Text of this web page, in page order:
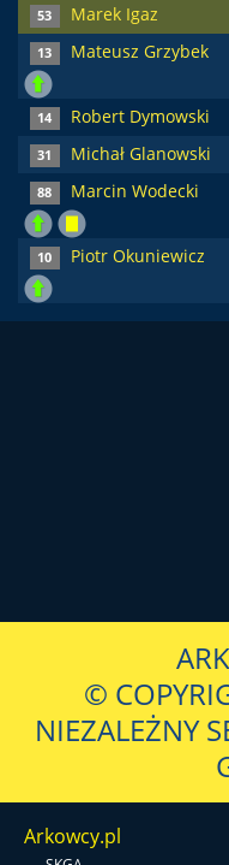
53 Marek Igaz
13 Mateusz Grzybek
14 Robert Dymowski
31 Michał Glanowski
88 Marcin Wodecki
10 Piotr Okuniewicz
©
NIEZALEŻNY
Arkowcy.pl